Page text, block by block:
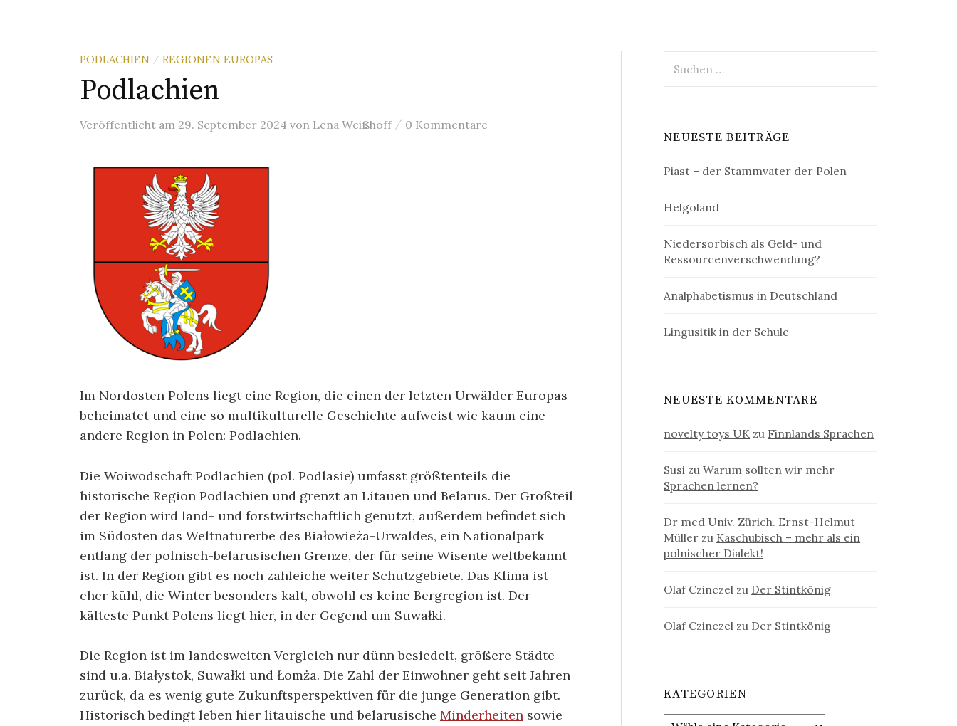
PODLACHIEN / REGIONEN EUROPAS
Podlachien
Veröffentlicht am 29. September 2024 von Lena Weißhoff / 0 Kommentare
Im Nordosten Polens liegt eine Region, die einen der letzten Urwälder Europas
beheimatet und eine so multikulturelle Geschichte aufweist wie kaum eine
andere Region in Polen: Podlachien.
Die Woiwodschaft Podlachien (pol. Podlasie) umfasst größtenteils die
historische Region Podlachien und grenzt an Litauen und Belarus. Der Großteil
der Region wird land- und forstwirtschaftlich genutzt, außerdem befindet sich
im Südosten das Weltnaturerbe des Białowieża-Urwaldes, ein Nationalpark
entlang der polnisch-belarusischen Grenze, der für seine Wisente weltbekannt
ist. In der Region gibt es noch zahleiche weiter Schutzgebiete. Das Klima ist
eher kühl, die Winter besonders kalt, obwohl es keine Bergregion ist. Der
kälteste Punkt Polens liegt hier, in der Gegend um Suwałki.
Die Region ist im landesweiten Vergleich nur dünn besiedelt, größere Städte
sind u.a. Białystok, Suwałki und Łomża. Die Zahl der Einwohner geht seit Jahren
zurück, da es wenig gute Zukunftsperspektiven für die junge Generation gibt.
Historisch bedingt leben hier litauische und belarusische Minderheiten sowie
nach:
NEUESTE BEITRÄGE
Piast – der Stammvater der Polen
Helgoland
Niedersorbisch als Geld- und
Ressourcenverschwendung?
Analphabetismus in Deutschland
Lingusitik in der Schule
NEUESTE KOMMENTARE
novelty toys UK zu Finnlands Sprachen
Susi zuWarum sollten wir mehr
Sprachen lernen?
Dr med Univ. Zürich. Ernst-Helmut
Müller zu Kaschubisch – mehr als ein
polnischer Dialekt!
Olaf Czinczel zu Der Stintkönig
Olaf Czinczel zu Der Stintkönig
KATEGORIEN